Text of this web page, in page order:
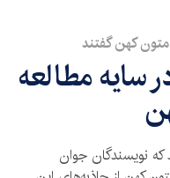
متون کهن گفتند
سایه مطالعه
که نویسندگان جوان